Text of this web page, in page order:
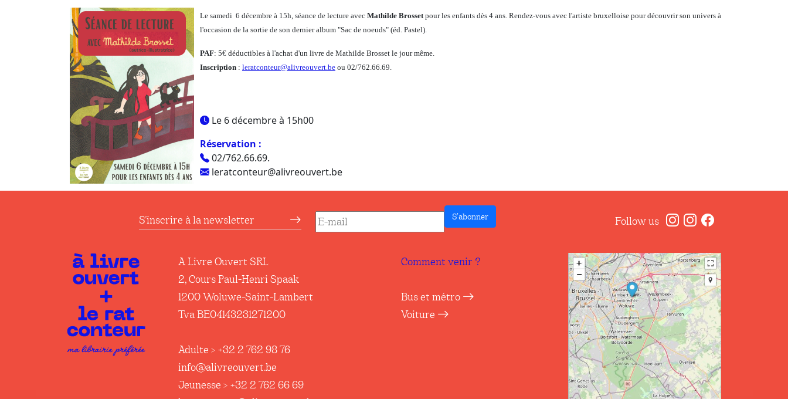
Le samedi 6 décembre à 15h, séance de lecture avec Mathilde Brossetpour les enfants dès 4 ans. Rendez-vous avec l'artiste bruxelloise pour découvrir son univers à
l'occasion de la sortie de son dernier album "Sac de noeuds" (éd. Pastel).
PAF: 5€ déductibles à l'achat d'un livre de Mathilde Brosset le jour même.
Inscription : leratconteur@alivreouvert.be ou 02/762.66.69.
Le 6 décembre à 15h00
Réservation :
02/762.66.69.
leratconteur@alivreouvert.be
S'inscrire à la newsletter S’abonner Follow us
A Livre Ouvert SRL
2, Cours Paul-Henri Spaak
1200 Woluwe-Saint-Lambert
Tva BE04143231271200
Adulte > +32 2 762 98 76
info@alivreouvert.be
Jeunesse > +32 2 762 66 69
Comment venir ?
Bus et métro
Voiture